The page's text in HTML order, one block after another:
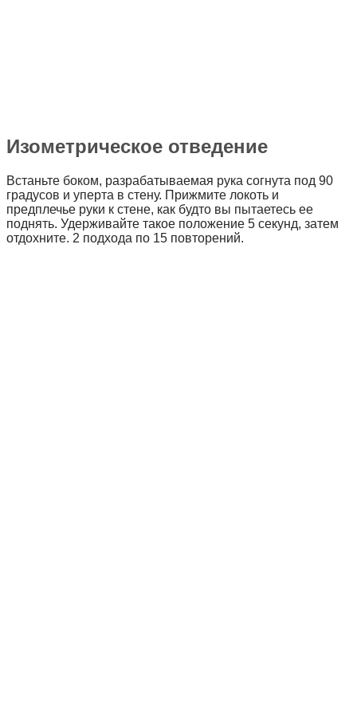
Изометрическое отведение
Встаньте боком, разрабатываемая рука согнута под 90
градусов и уперта в стену. Прижмите локоть и
предплечье руки к стене, как будто вы пытаетесь ее
поднять. Удерживайте такое положение 5 секунд, затем
отдохните. 2 подхода по 15 повторений.